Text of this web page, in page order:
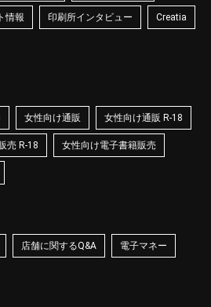
情報 印刷所インタビュー Creatia
女性向け通販 女性向け通販 R-18
売 R-18 女性向け電子書籍販売
店舗に関するQ&A 電子マネー